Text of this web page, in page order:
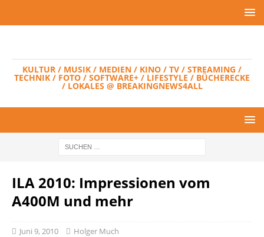
KULTUR / MUSIK / MEDIEN / KINO / TV / STREAMING /
TECHNIK / FOTO / SOFTWARE+ / LIFESTYLE / BÜCHERECKE
/ LOKALES @ BREAKINGNEWS4ALL
ILA 2010: Impressionen vom
A400M und mehr
Juni 9, 2010 Holger Much